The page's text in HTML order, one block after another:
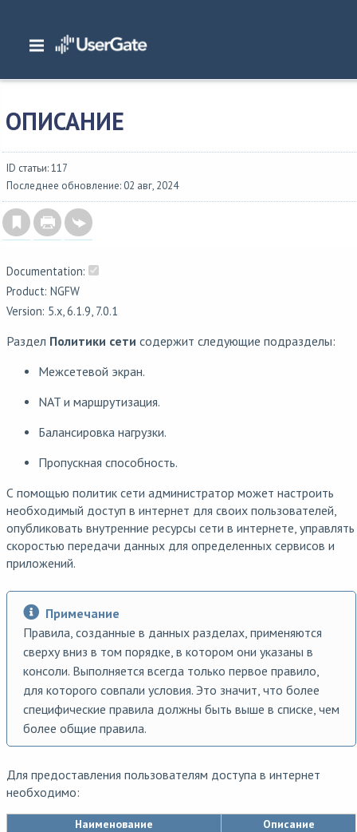
Главная/ Документация/NGFW
Политики сети
ОПИСАНИЕ
ID статьи: 117
Последнее обновление: 02 авг, 2024
Documentation:
Product: NGFW
Version: 5.x, 6.1.9, 7.0.1
Раздел Политики сети содержит следующие подразделы:
Межсетевой экран.
NAT и маршрутизация.
Балансировка нагрузки.
Пропускная способность.
С помощью политик сети администратор может настроить
необходимый доступ в интернет для своих пользователей,
опубликовать внутренние ресурсы сети в интернете, управлять
скоростью передачи данных для определенных сервисов и
приложений.
Примечание
Правила, созданные в данных разделах, применяются
сверху вниз в том порядке, в котором они указаны в
консоли. Выполняется всегда только первое правило,
для которого совпали условия. Это значит, что более
специфические правила должны быть выше в списке, чем
более общие правила.
Для предоставления пользователям доступа в интернет
необходимо:
Наименование Описание